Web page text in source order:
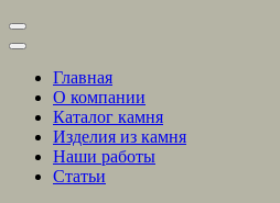
Главная
О компании
Каталог камня
Изделия из камня
Наши работы
Статьи